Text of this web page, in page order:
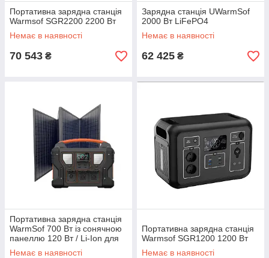
Портативна зарядна станція
Warmsof SGR2200 2200 Вт
Немає в наявності
70 543 ₴
Зарядна станція UWarmSof
2000 Вт LiFePO4
Немає в наявності
62 425 ₴
Портативна зарядна станція
WarmSof 700 Вт із сонячною
панеллю 120 Вт / Li-Ion для
планшета та ноутбука
Немає в наявності
Портативна зарядна станція
Warmsof SGR1200 1200 Вт
Немає в наявності